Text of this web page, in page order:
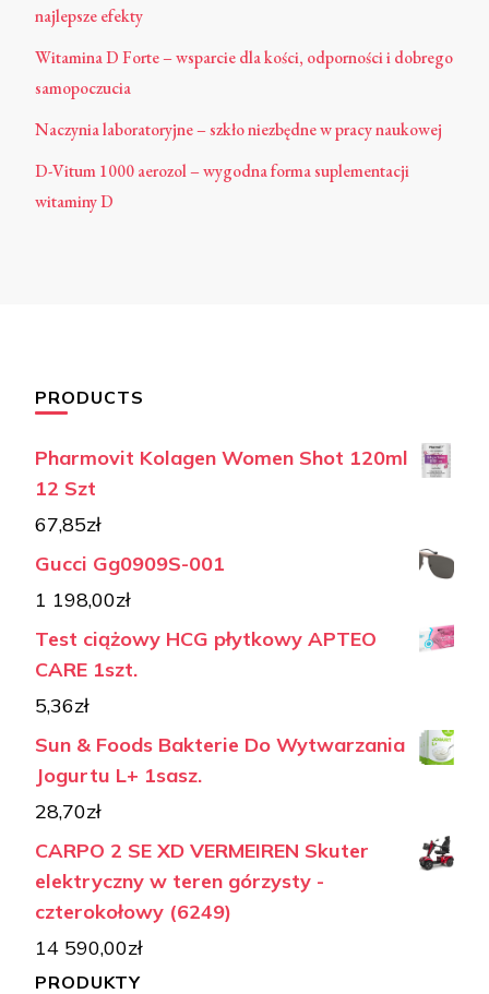
najlepsze efekty
Witamina D Forte – wsparcie dla kości, odporności i dobrego
samopoczucia
Naczynia laboratoryjne – szkło niezbędne w pracy naukowej
D-Vitum 1000 aerozol – wygodna forma suplementacji
witaminy D
PRODUCTS
Pharmovit Kolagen Women Shot 120ml
12 Szt
67,85zł
Gucci Gg0909S-001
1 198,00zł
Test ciążowy HCG płytkowy APTEO
CARE 1szt.
5,36zł
Sun & Foods Bakterie Do Wytwarzania
Jogurtu L+ 1sasz.
28,70zł
CARPO 2 SE XD VERMEIREN Skuter
elektryczny w teren górzysty -
czterokołowy (6249)
14 590,00zł
PRODUKTY